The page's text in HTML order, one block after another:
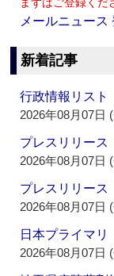
まずはご登録くだ
メールニュース
新着記事
行政情報リス
2026年08月07日
プレスリリー
2026年08月07日
プレスリリー
2026年08月07日
日本プライマ
2026年08月07日